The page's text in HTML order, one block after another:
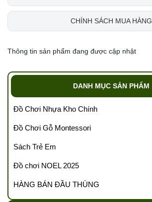
CHÍNH SÁCH MUA HÀNG
Thông tin sản phẩm đang được cập nhật
DANH MỤC SẢN PHẨM
Đồ Chơi Nhựa Kho Chính
Đồ Chơi Gỗ Montessori
Sách Trẻ Em
Đồ chơi NOEL 2025
HÀNG BÁN ĐẦU THÙNG